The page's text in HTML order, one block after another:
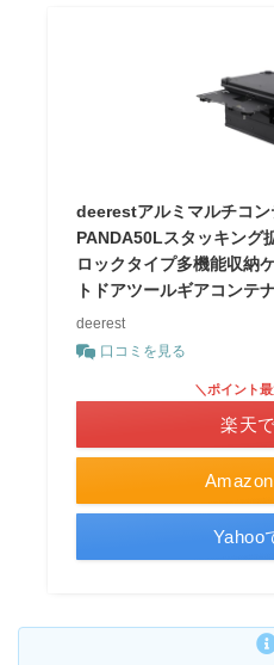
deerestアルミマルチコン
PANDA50Lスタッキング
ロックタイプ多機能収納
トドアツールギアコンテ
deerest
口コミを見る
＼ポイント
楽天
Yahoo